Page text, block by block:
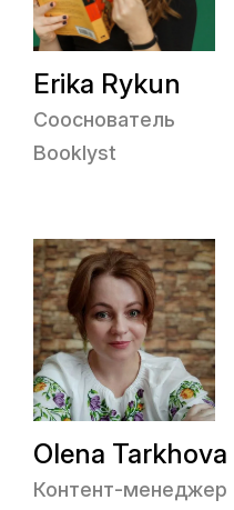
Erika Rykun
Сооснователь
Booklyst
Olena Tarkhova
Контент-менеджер